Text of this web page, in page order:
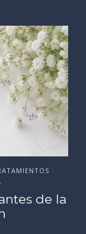
•
de la